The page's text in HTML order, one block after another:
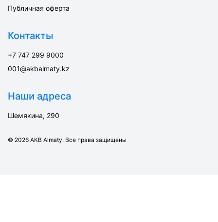
Публичная оферта
Контакты
+7 747 299 9000
001@akbalmaty.kz
Наши адреса
Шемякина, 290
© 2026 AKB Almaty. Все права защищены